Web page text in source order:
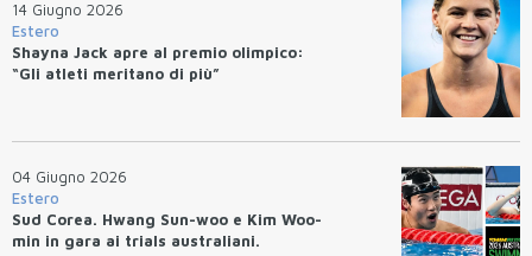
14 Giugno 2026
Estero
Shayna Jack apre al premio olimpico:
“Gli atleti meritano di più”
04 Giugno 2026
Estero
Sud Corea. Hwang Sun-woo e Kim Woo-
min in gara ai trials australiani.